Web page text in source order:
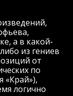
а в какой-
из гениев
от
по
«Край»),
логично